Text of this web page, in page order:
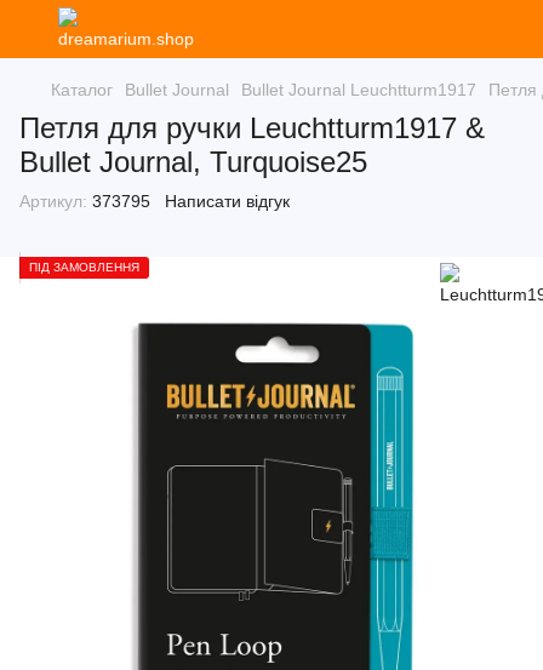
Каталог Bullet Journal Bullet Journal Leuchtturm1917 Петля
Петля для ручки Leuchtturm1917 &
Bullet Journal, Turquoise25
Артикул: 373795 Написати відгук
ПІД ЗАМОВЛЕННЯ